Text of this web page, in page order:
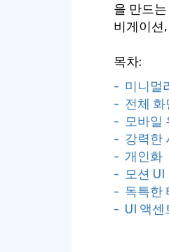
을 만드
비게이션
목차:
- 미니멀
- 전체 화
- 모바일
- 강력한
- 개인화
- 모션 UI
- 독특한
- UI 액센